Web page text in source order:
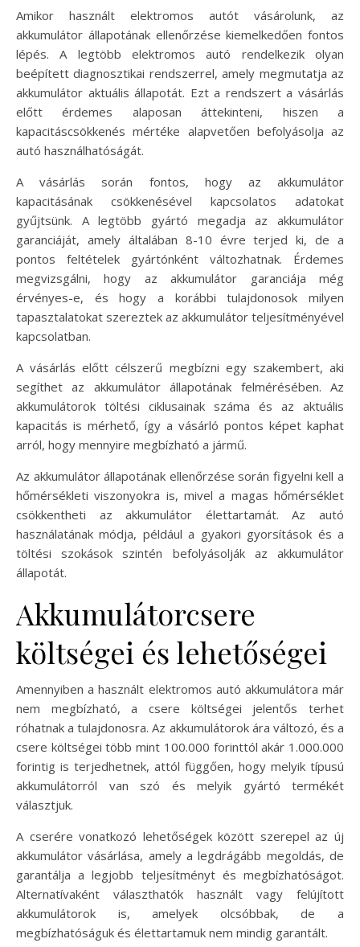
Amikor használt elektromos autót vásárolunk, az
akkumulátor állapotának ellenőrzése kiemelkedően fontos
lépés. A legtöbb elektromos autó rendelkezik olyan
beépített diagnosztikai rendszerrel, amely megmutatja az
akkumulátor aktuális állapotát. Ezt a rendszert a vásárlás
előtt érdemes alaposan áttekinteni, hiszen a
kapacitáscsökkenés mértéke alapvetően befolyásolja az
autó használhatóságát.
A vásárlás során fontos, hogy az akkumulátor
kapacitásának csökkenésével kapcsolatos adatokat
gyűjtsünk. A legtöbb gyártó megadja az akkumulátor
garanciáját, amely általában 8-10 évre terjed ki, de a
pontos feltételek gyártónként változhatnak. Érdemes
megvizsgálni, hogy az akkumulátor garanciája még
érvényes-e, és hogy a korábbi tulajdonosok milyen
tapasztalatokat szereztek az akkumulátor teljesítményével
kapcsolatban.
A vásárlás előtt célszerű megbízni egy szakembert, aki
segíthet az akkumulátor állapotának felmérésében. Az
akkumulátorok töltési ciklusainak száma és az aktuális
kapacitás is mérhető, így a vásárló pontos képet kaphat
arról, hogy mennyire megbízható a jármű.
Az akkumulátor állapotának ellenőrzése során figyelni kell a
hőmérsékleti viszonyokra is, mivel a magas hőmérséklet
csökkentheti az akkumulátor élettartamát. Az autó
használatának módja, például a gyakori gyorsítások és a
töltési szokások szintén befolyásolják az akkumulátor
állapotát.
Akkumulátorcsere
költségei és lehetőségei
Amennyiben a használt elektromos autó akkumulátora már
nem megbízható, a csere költségei jelentős terhet
róhatnak a tulajdonosra. Az akkumulátorok ára változó, és a
csere költségei több mint 100.000 forinttól akár 1.000.000
forintig is terjedhetnek, attól függően, hogy melyik típusú
akkumulátorról van szó és melyik gyártó termékét
választjuk.
A cserére vonatkozó lehetőségek között szerepel az új
akkumulátor vásárlása, amely a legdrágább megoldás, de
garantálja a legjobb teljesítményt és megbízhatóságot.
Alternatívaként választhatók használt vagy felújított
akkumulátorok is, amelyek olcsóbbak, de a
megbízhatóságuk és élettartamuk nem mindig garantált.